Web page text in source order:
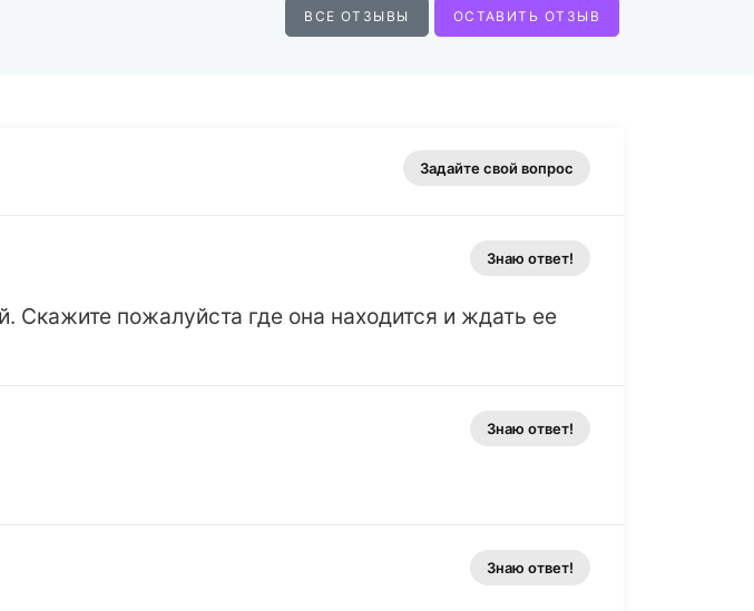
ВСЕ ОТЗЫВЫ ОСТАВИТЬ ОТЗЫВ
Задайте свой вопрос
Скажите пожалуйста где она находится и ждать ее
Знаю ответ!
Знаю ответ!
Знаю ответ!